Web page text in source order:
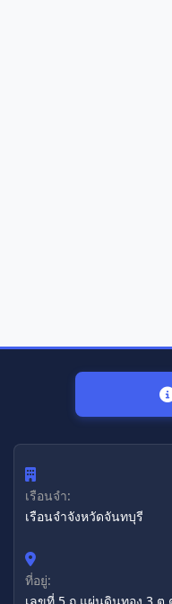
เรือนจำ:
เรือนจำจังหวัดจันทบุรี
ที่อยู่: